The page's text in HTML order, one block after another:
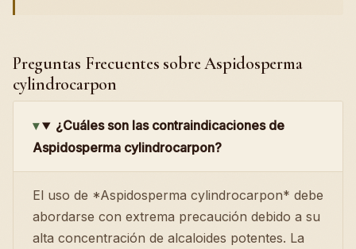
Preguntas Frecuentes sobre Aspidosperma
cylindrocarpon
¿Cuáles son las contraindicaciones de
Aspidosperma cylindrocarpon?
El uso de *Aspidosperma cylindrocarpon* debe
abordarse con extrema precaución debido a su
alta concentración de alcaloides potentes. La